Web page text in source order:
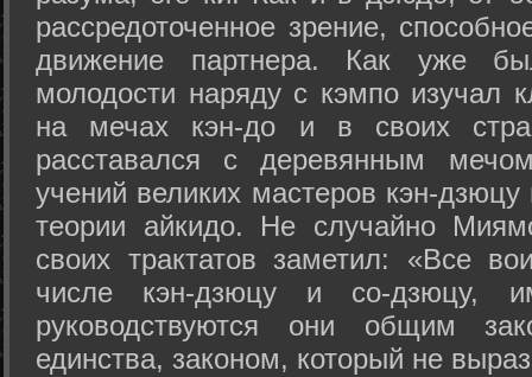
рассредоточенное зрение,
движение партнера. Как уже
молодости наряду с кэмпо изучал
на мечах кэн-до и в своих
расставался с деревянным
учений великих мастеров кэн-
теории айкидо. Не случайно
своих трактатов заметил: «Все
числе кэн-дзюцу и со-дзюцу,
руководствуются они общим
единства, законом, который не